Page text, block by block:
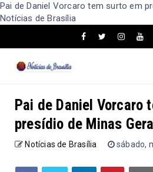
Pai de Daniel Vorcaro tem surto em
Notícias de Brasília
Pai de Daniel Vorcaro
presídio de Minas
Notícias de Brasília sábado,